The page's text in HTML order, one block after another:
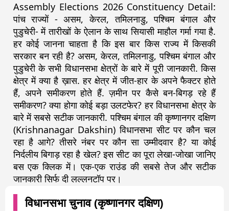
Assembly Elections 2026 Constituency Detail:
पांच राज्यों - असम, केरल, तमिलनाडु, पश्चिम बंगाल और
पुडुचेरी- में तारीखों के ऐलान के साथ सियासी माहौल गर्मा गया है.
हर कोई जानना चाहता है कि इस बार किस राज्य में किसकी
सरकार बन रही है? असम, केरल, तमिलनाडु, पश्चिम बंगाल और
पुडुचेरी के सभी विधानसभा क्षेत्रों के बारे में पूरी जानकारी. किस
क्षेत्र में क्या है ख़ास. हर क्षेत्र में जीत-हार के अपने फैक्टर होते
हैं, अपने समीकरण होते हैं. ज़मीन पर कैसे बन-बिगड़ रहे हैं
समीकरण? क्या होगा कोई बड़ा उलटफेर? हर विधानसभा क्षेत्र के
बारे में सबसे सटीक जानकारी. पश्चिम बंगाल की कृष्णानगर दक्षिण
(Krishnanagar Dakshin) विधानसभा सीट पर कौन चल
रहा है आगे? तीसरे नंबर पर कौन सा उम्मीदवार है? या कोई
निर्दलीय बिगाड़ रहा है खेल? इस सीट का पूरा लेखा-जोखा जानिए
बस एक क्लिक में। एक-एक राउंड की सबसे तेज और सटीक
जानकारी सिर्फ दी लल्लनटॉप पर।
विधानसभा चुनाव (कृष्णानगर दक्षिण)